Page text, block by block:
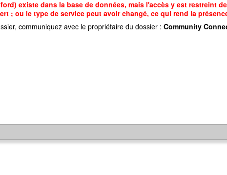
existe dans la base de données, mais l'accès y est restreint
; ou le type de service peut avoir changé, ce qui rend la
communiquez avec le propriétaire du dossier : Community